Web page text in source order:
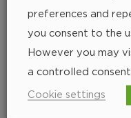
Hitta
preferences and
you consent to the
However you may
a controlled consent.
Cookie settings